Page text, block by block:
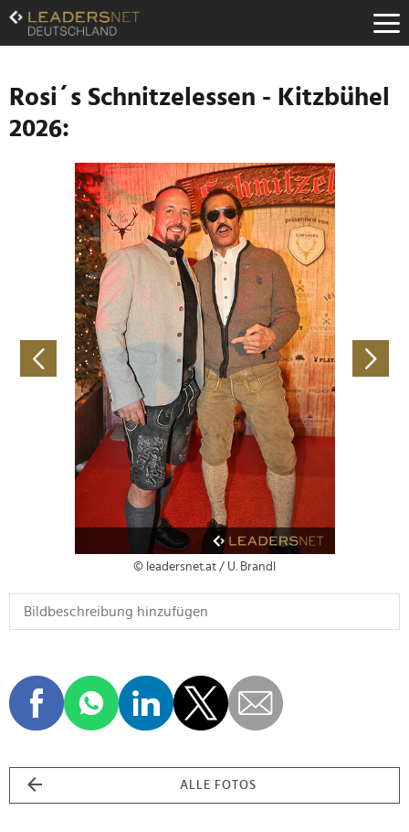
Zum
Inhalt
Zur
Navigation
Zur
Hauptnavigation
Rosi´s Schnitzelessen - Kitzbühel
2026:
© leadersnet.at / U. Brandl
ALLE FOTOS